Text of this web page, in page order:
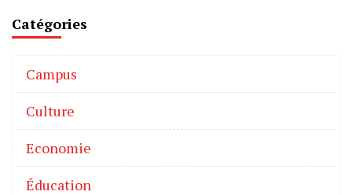
Catégories
Campus
Culture
Economie
Éducation